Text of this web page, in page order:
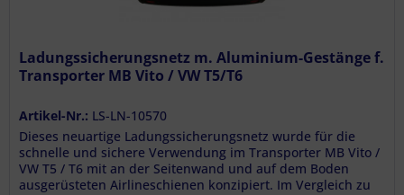
Ladungssicherungsnetz m. Aluminium-Gestänge f.
Transporter MB Vito / VW T5/T6
Artikel-Nr.: LS-LN-10570
Dieses neuartige Ladungssicherungsnetz wurde für die
schnelle und sichere Verwendung im Transporter MB Vito /
VW T5 / T6 mit an der Seitenwand und auf dem Boden
ausgerüsteten Airlineschienen konzipiert. Im Vergleich zu